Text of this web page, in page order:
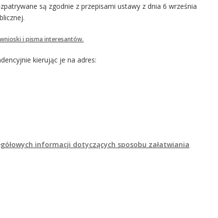
są zgodnie z przepisami ustawy z dnia 6 września
i pisma interesantów.
kierując je na adres:
informacji dotyczących sposobu załatwiania